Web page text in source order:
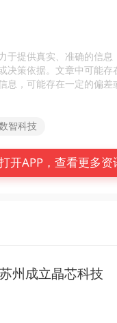
于提供真实、准确的信
决策依据。文章中可能存
息，可能存在一定的偏差
智科技
开APP，查看更多资
州成立晶芯科技